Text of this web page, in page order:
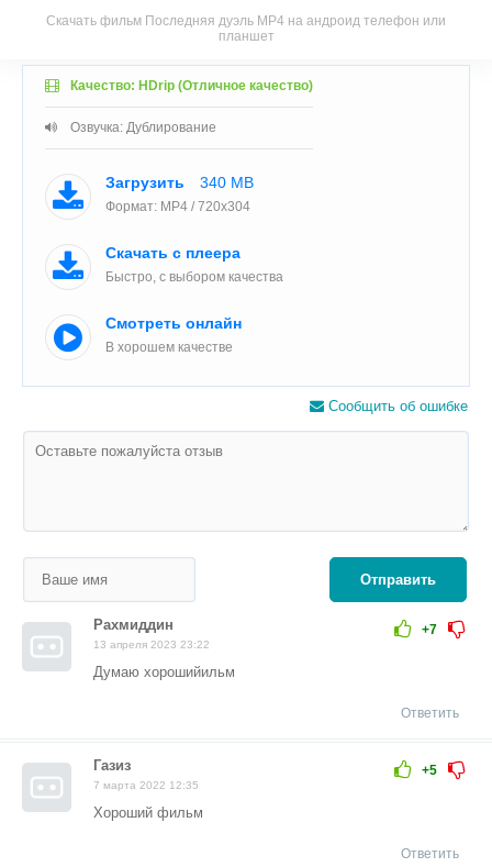
Скачать фильм Последняя дуэль MP4 на андроид телефон или
планшет
Качество: HDrip (Отличное качество)
Озвучка: Дублирование
Загрузить 340 MB
Формат: MP4 / 720x304
Скачать с плеера
Быстро, с выбором качества
Смотреть онлайн
В хорошем качестве
Сообщить об ошибке
Отправить
+7
Рахмиддин
13 апреля 2023 23:22
Думаю хорошийильм
Ответить
+5
Газиз
7 марта 2022 12:35
Хороший фильм
Ответить